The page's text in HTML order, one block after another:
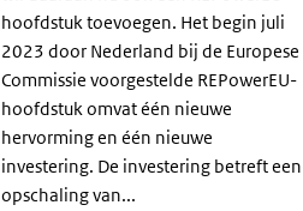
hoofdstuk toevoegen. Het begin juli
2023 door Nederland bij de Europese
Commissie voorgestelde REPowerEU-
hoofdstuk omvat één nieuwe
hervorming en één nieuwe
investering. De investering betreft een
opschaling van...